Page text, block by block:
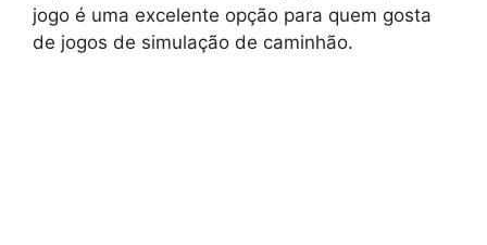
jogo é uma excelente opção para quem gosta
de jogos de simulação de caminhão.